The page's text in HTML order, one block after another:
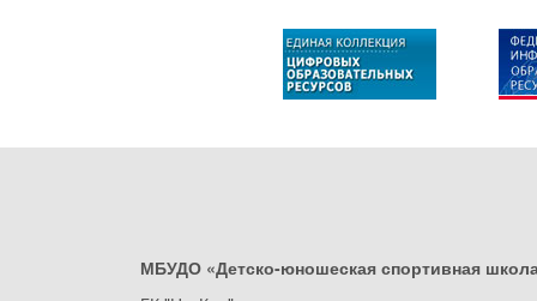
МБУДО «Детско-юношеская спортивная